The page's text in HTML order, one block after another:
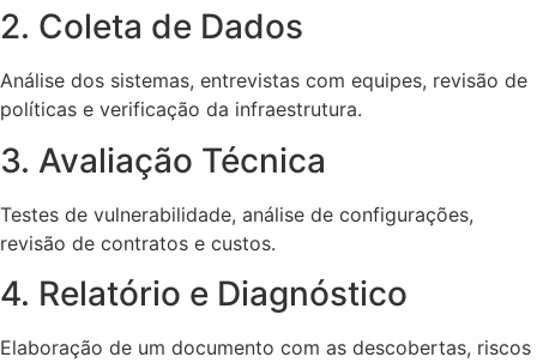
2. Coleta de Dados
Análise dos sistemas, entrevistas com equipes, revisão de
políticas e verificação da infraestrutura.
3. Avaliação Técnica
Testes de vulnerabilidade, análise de configurações,
revisão de contratos e custos.
4. Relatório e Diagnóstico
Elaboração de um documento com as descobertas, riscos